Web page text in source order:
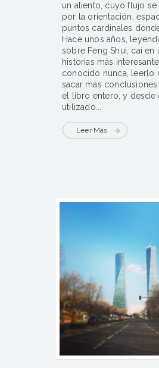
un aliento, cuyo flujo
por la orientación,
puntos cardinales
Hace unos años,
sobre Feng Shui, caí en
historias más
conocido nunca, leerlo
sacar más
el libro entero, y desde
utilizado...
Leer Más